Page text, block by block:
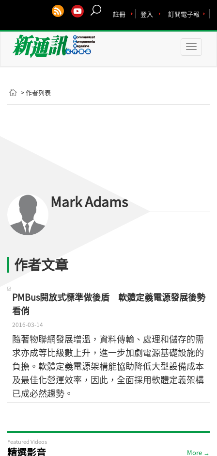
訂閱電子報
登入
註冊
Toggle
> 作者列表
Mark Adams
作者文章
PMBus開放式標準做後盾 軟體定義電源發展後勢
看俏
2016-03-14
隨著物聯網發展增溫，資料傳輸、處理和儲存的需
求亦成等比級數上升，進一步加劇電源基礎設施的
負擔。軟體定義電源架構能協助降低大型設備成本
及最佳化營運效率，因此，全面採用軟體定義架構
已成必然趨勢。
Featured Videos
精選影音 More →